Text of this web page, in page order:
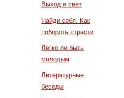
Выход в свет
Найди себя. Как
побороть страсти
Легко ли быть
молодым
Литературные
беседы